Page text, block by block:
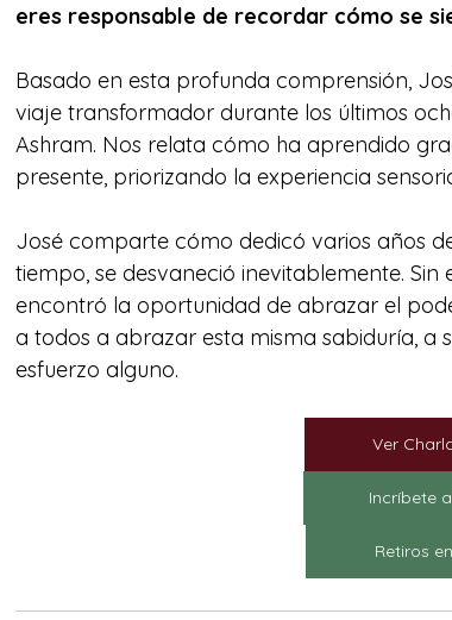
eres responsable de recordar cómo se
Basado en esta profunda comprensión,
viaje transformador durante los últimos
Ashram. Nos relata cómo ha aprendido
presente, priorizando la experiencia
José comparte cómo dedicó varios años
tiempo, se desvaneció inevitablemente.
encontró la oportunidad de abrazar el
a todos a abrazar esta misma sabiduría, a
esfuerzo alguno.
Ver
Incríbete
Retiros